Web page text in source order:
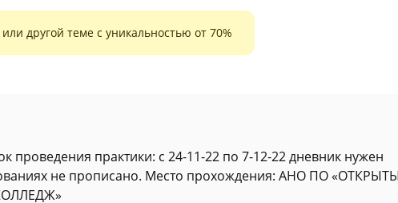
другой теме с уникальностью от 70%
проведения практики: с 24-11-22 по 7-12-22 дневник нужен
не прописано. Место прохождения: АНО ПО